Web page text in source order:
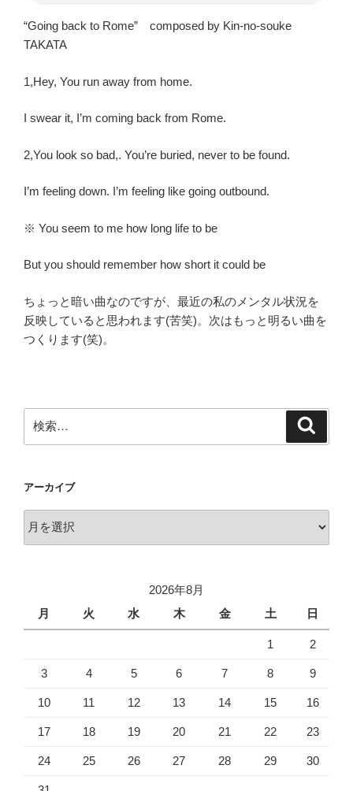
“Going back to Rome” composed by Kin-no-souke
TAKATA
1,Hey, You run away from home.
I swear it, I’m coming back from Rome.
2,You look so bad,. You’re buried, never to be found.
I’m feeling down. I’m feeling like going outbound.
※ You seem to me how long life to be
But you should remember how short it could be
ちょっと暗い曲なのですが、最近の私のメンタル状況を
反映していると思われます(苦笑)。次はもっと明るい曲を
つくります(笑)。
索:
アーカイブ
ー
2026年8月
月
火 水 木 金 土 日
1 2
3 4 5 6 7 8 9
10 11 12 13 14 15 16
17 18 19 20 21 22 23
24 25 26 27 28 29 30